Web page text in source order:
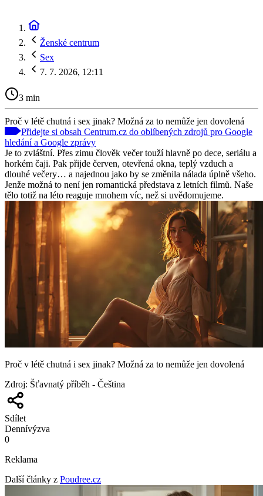
Ženské centrum
Sex
7. 7. 2026, 12:11
3 min
Proč v létě chutná i sex jinak? Možná za to nemůže jen dovolená
Přidejte si obsah Centrum.cz do oblíbených zdrojů pro Google
hledání a Google zprávy
Je to zvláštní. Přes zimu člověk večer touží hlavně po dece, seriálu a
horkém čaji. Pak přijde červen, otevřená okna, teplý vzduch a
dlouhé večery… a najednou jako by se změnila nálada úplně všeho.
Jenže možná to není jen romantická představa z letních filmů. Naše
tělo totiž na léto reaguje mnohem víc, než si uvědomujeme.
Proč v létě chutná i sex jinak? Možná za to nemůže jen dovolená
Zdroj: Šťavnatý příběh - Čeština
Sdílet
Dennívýzva
0
Reklama
Další články z Poudree.cz